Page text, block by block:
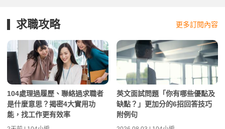
求職攻略 更多訂閱內容
104處理過履歷、聯絡過求職者
是什麼意思？揭密4大實用功
能，找工作更有效率
英文面試問題「你有哪些優點及
缺點？」更加分的6招回答技巧
附例句